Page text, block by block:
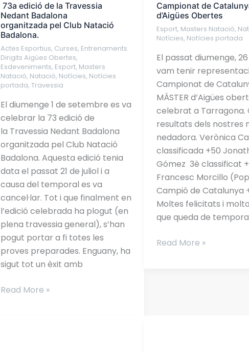
73a edició de la Travessia
Nedant Badalona
organitzada pel Club Natació
Badalona.
Actes Esportius, Curses, Entrenaments
Dirigits Aigües Obertes,
Esdeveniments, Esport, Masters
Natació, Natació, Notícies, Notícies
portada,Travessia
El diumenge 1 de setembre es va
celebrar la 73 edició de
la Travessia Nedant Badalona
organitzada pel Club Natació
Badalona. Aquesta edició tenia
data el passat 21 de juliol i a
causa del temporal es va
cancel·lar. Tot i que finalment en
l’edició celebrada ha plogut (en
plena travessia general), s’han
pogut portar a fi totes les
proves preparades. Enguany, ha
sigut tot un èxit amb
la Travessia
Nedant
Badalona
organitzada pel Club
Natació
Badalona.
Read More »
Campionat de
d’Aigües Obertes
Esport, Masters Natació,
Notícies, Notícies portada
El passat diumenge,
vam tenir
Campionat de
MÀSTER d’Aigües
celebrat a Tarragona.
resultats dels nostres
nedadora. Verònica
classificada +50
Gómez 3è classificat
Francesc Morcillo
Campió de Catalunya
Moltes felicitats i
que queda de
Catalunya
Màster
d’Aigües
Read More »